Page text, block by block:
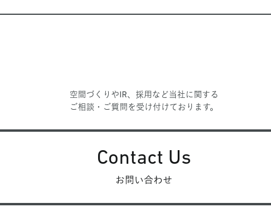
空間づくりやIR、採用など当社に関する
ご相談・ご質問を受け付けております。
Contact Us
お問い合わせ